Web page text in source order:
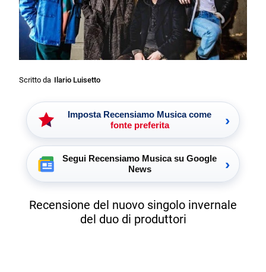
Scritto da Ilario Luisetto
Imposta Recensiamo Musica come
fonte preferita
›
Segui Recensiamo Musica su Google
News
›
Recensione del nuovo singolo invernale
del duo di produttori